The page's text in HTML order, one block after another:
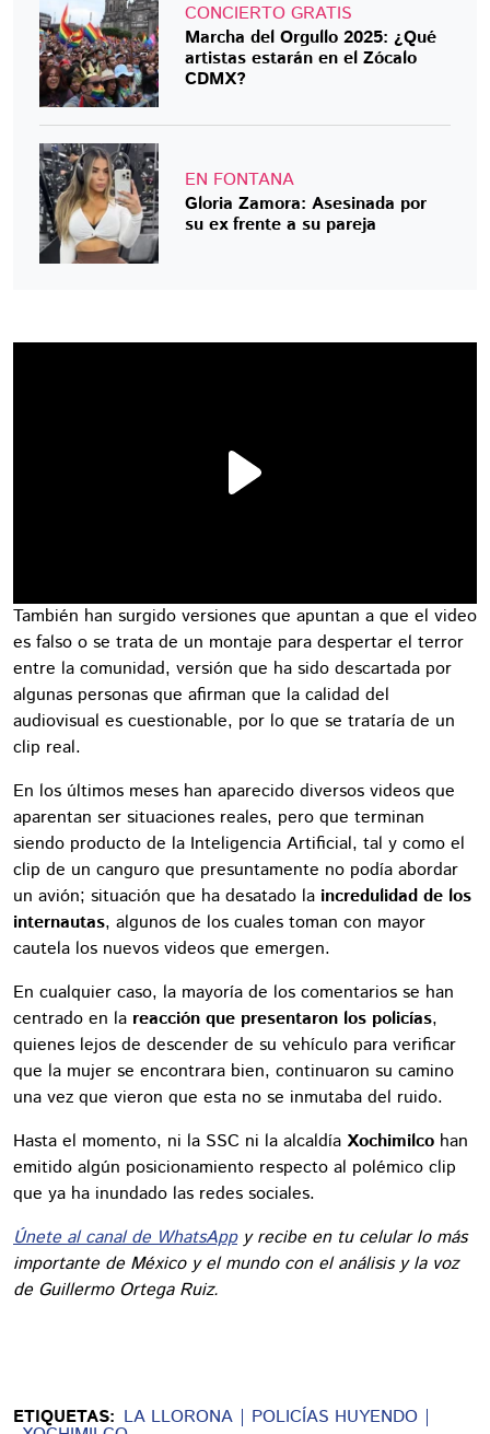
CONCIERTO GRATIS
Marcha del Orgullo 2025: ¿Qué
artistas estarán en el Zócalo
CDMX?
EN FONTANA
Gloria Zamora: Asesinada por
su ex frente a su pareja
También han surgido versiones que apuntan a que el video
es falso o se trata de un montaje para despertar el terror
entre la comunidad, versión que ha sido descartada por
algunas personas que afirman que la calidad del
audiovisual es cuestionable, por lo que se trataría de un
clip real.
En los últimos meses han aparecido diversos videos que
aparentan ser situaciones reales, pero que terminan
siendo producto de la Inteligencia Artificial, tal y como el
clip de un canguro que presuntamente no podía abordar
un avión; situación que ha desatado la incredulidad de los
internautas, algunos de los cuales toman con mayor
cautela los nuevos videos que emergen.
En cualquier caso, la mayoría de los comentarios se han
centrado en la reacción que presentaron los policías,
quienes lejos de descender de su vehículo para verificar
que la mujer se encontrara bien, continuaron su camino
una vez que vieron que esta no se inmutaba del ruido.
Hasta el momento, ni la SSC ni la alcaldía Xochimilco han
emitido algún posicionamiento respecto al polémico clip
que ya ha inundado las redes sociales.
Únete al canal de WhatsAppy recibe en tu celular lo más
importante de México y el mundo con el análisis y la voz
de Guillermo Ortega Ruiz.
ETIQUETAS: LA LLORONA POLICÍAS HUYENDO